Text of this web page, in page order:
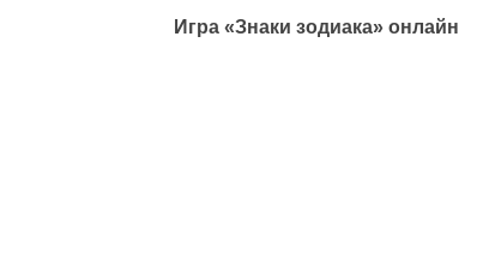
Игра «Знаки зодиака» онлайн